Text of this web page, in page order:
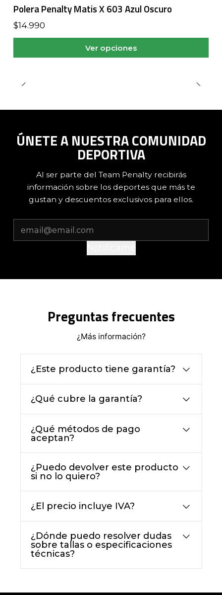
Polera Penalty Matis X 603 Azul Oscuro
$14.990
Ver opciones
ÚNETE A NUESTRA COMUNIDAD
DEPORTIVA
Al ser parte del Team Penalty recibirás
información sobre los deportes que más te
gustan y descuentos exclusivos para ellos.
Preguntas frecuentes
¿Más información?
¿Este producto tiene garantía?
¿Qué cubre la garantía?
¿Qué métodos de pago
aceptan?
¿Puedo devolver este producto
si no lo quiero?
¿El precio incluye IVA?
¿Dónde puedo resolver dudas
sobre tallas o especificaciones
técnicas?